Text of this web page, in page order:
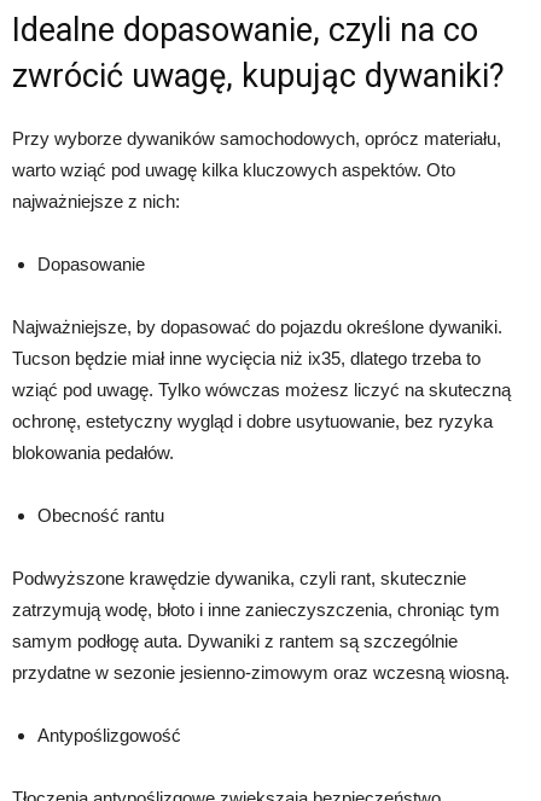
Idealne dopasowanie, czyli na co
zwrócić uwagę, kupując dywaniki?
Przy wyborze dywaników samochodowych, oprócz materiału,
warto wziąć pod uwagę kilka kluczowych aspektów. Oto
najważniejsze z nich:
Dopasowanie
Najważniejsze, by dopasować do pojazdu określone dywaniki.
Tucson będzie miał inne wycięcia niż ix35, dlatego trzeba to
wziąć pod uwagę. Tylko wówczas możesz liczyć na skuteczną
ochronę, estetyczny wygląd i dobre usytuowanie, bez ryzyka
blokowania pedałów.
Obecność rantu
Podwyższone krawędzie dywanika, czyli rant, skutecznie
zatrzymują wodę, błoto i inne zanieczyszczenia, chroniąc tym
samym podłogę auta. Dywaniki z rantem są szczególnie
przydatne w sezonie jesienno-zimowym oraz wczesną wiosną.
Antypoślizgowość